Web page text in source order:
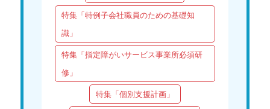
特集「特例子会社職員のための基礎知
識」
特集「指定障がいサービス事業所必須研
修」
特集「個別支援計画」